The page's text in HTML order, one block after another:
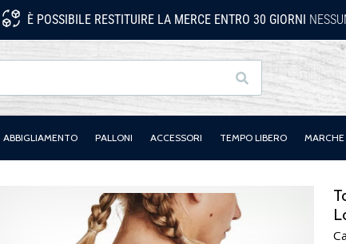
È POSSIBILE RESTITUIRE LA MERCE ENTRO 30 GIORNI
Ricerca
ABBIGLIAMENTO PALLONI ACCESSORI TEMPO LIBERO MARCHE